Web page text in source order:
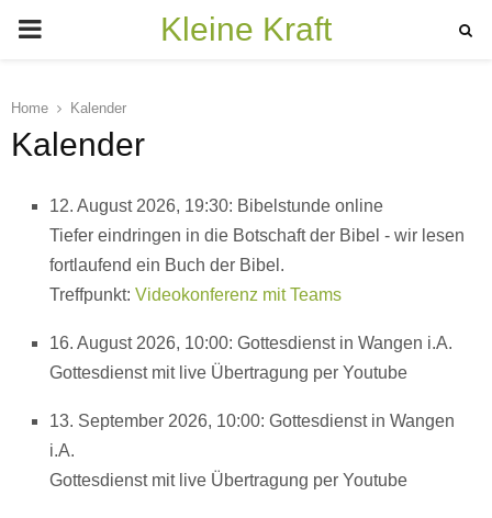
PRIMARY
Kleine Kraft
Home Kalender
Kalender
12. August 2026, 19:30: Bibelstunde online
Tiefer eindringen in die Botschaft der Bibel - wir lesen
fortlaufend ein Buch der Bibel.
Treffpunkt: Videokonferenz mit Teams
16. August 2026, 10:00: Gottesdienst in Wangen i.A.
Gottesdienst mit live Übertragung per Youtube
13. September 2026, 10:00: Gottesdienst in Wangen
i.A.
Gottesdienst mit live Übertragung per Youtube